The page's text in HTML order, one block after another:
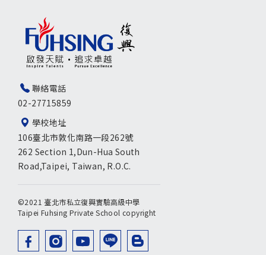
聯絡電話
02-27715859
學校地址
106臺北市敦化南路一段262號
262 Section 1,Dun-Hua South
Road,Taipei, Taiwan, R.O.C.
©2021 臺北市私立復興實驗高級中學
Taipei Fuhsing Private School copyright